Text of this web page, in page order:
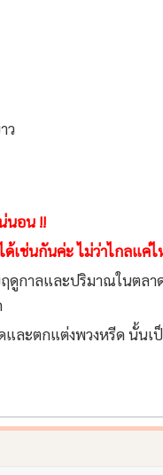
ว
นอน !!
ด้เช่นกันค่ะ ไม่ว่าไกลแค่
กาลและปริมาณในตลา
และตกแต่งพวงหรีด นั้น